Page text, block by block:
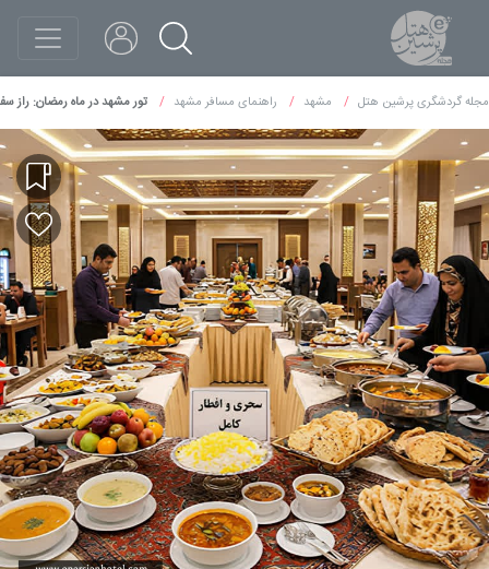
مجله گردشگری پرشین هتل مشهد راهنمای مسافر مشهد تور مشهد در ماه رمضان: راز سفر